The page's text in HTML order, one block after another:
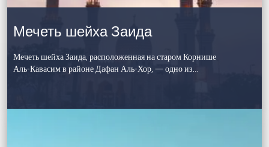
Мечеть шейха Заида
Мечеть шейха Заида, расположенная на старом Корнише
Аль-Кавасим в районе Дафан Аль-Хор, — одно из…